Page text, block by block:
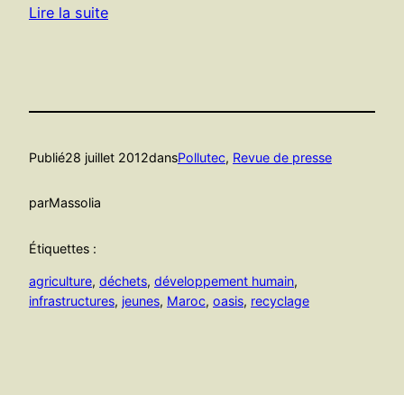
Lire la suite
Publié28 juillet 2012dansPollutec, Revue de presse
parMassolia
Étiquettes :
agriculture, déchets, développement humain
infrastructures, jeunes, Maroc, oasis, recyclage